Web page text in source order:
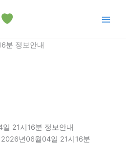
분 정보안내
21시16분 정보안내
년06월04일 21시16분